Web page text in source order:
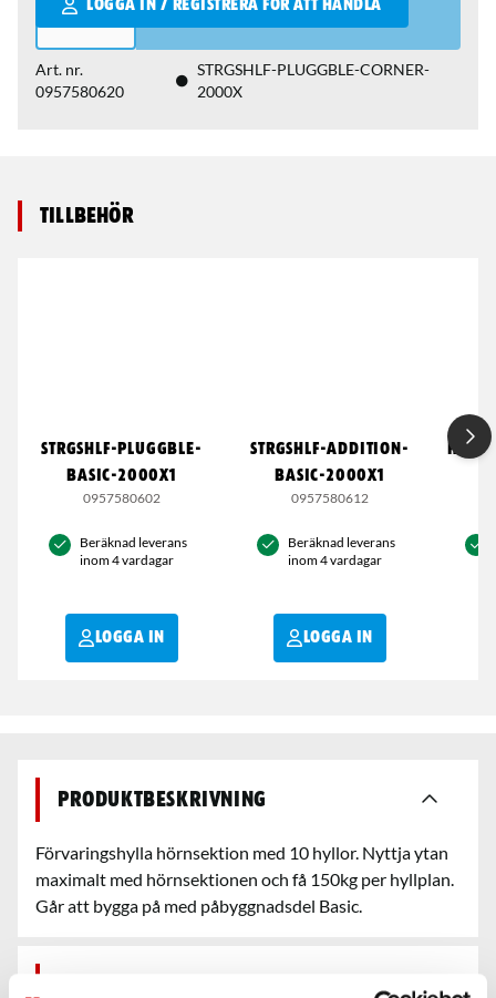
LOGGA IN / REGISTRERA FÖR ATT HANDLA
Art. nr.
0957580620
STRGSHLF-PLUGGBLE-CORNER-
2000X
Tillbehör
STRGSHLF-PLUGGBLE-
BASIC-2000X1
0957580602
Beräknad leverans
inom 4 vardagar
LOGGA IN
STRGSHLF-ADDITION-
BASIC-2000X1
0957580612
Beräknad leverans
inom 4 vardagar
LOGGA IN
Produktbeskrivning
Förvaringshylla hörnsektion med 10 hyllor. Nyttja ytan
maximalt med hörnsektionen och få 150kg per hyllplan.
Går att bygga på med påbyggnadsdel Basic.